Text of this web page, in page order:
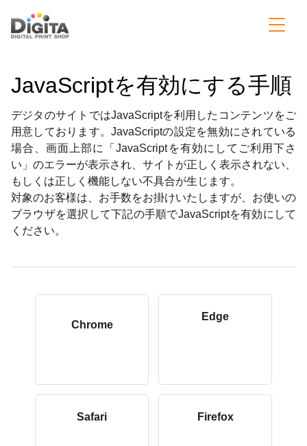
JavaScriptを有効にする手順
デジタのサイトではJavaScriptを利用したコンテンツをご
用意しております。JavaScriptの設定を無効にされている
場合、画面上部に「JavaScriptを有効にしてご利用下さ
い」のエラーが表示され、サイトが正しく表示されない、
もしくは正しく機能しない不具合が生じます。
対象のお客様は、お手数をお掛けいたしますが、お使いの
ブラウザを選択して下記の手順でJavaScriptを有効にして
ください。
Chrome
Edge
Safari Firefox